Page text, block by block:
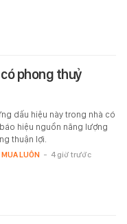
phong thuỷ
dấu hiệu này trong nhà có
hiệu nguồn năng lượng
thuận lợi.
MUA LUÔN - 4 giờ trước